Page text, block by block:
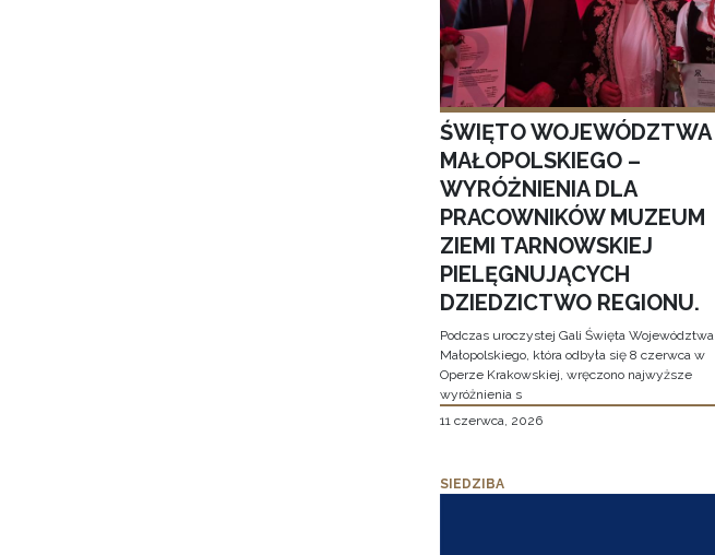
ŚWIĘTO WOJEWÓDZTWA
MAŁOPOLSKIEGO –
WYRÓŻNIENIA DLA
PRACOWNIKÓW MUZEUM
ZIEMI TARNOWSKIEJ
PIELĘGNUJĄCYCH
DZIEDZICTWO REGIONU.
Podczas uroczystej Gali Święta Województwa
Małopolskiego, która odbyła się 8 czerwca w
Operze Krakowskiej, wręczono najwyższe
wyróżnienia s
11 czerwca, 2026
SIEDZIBA